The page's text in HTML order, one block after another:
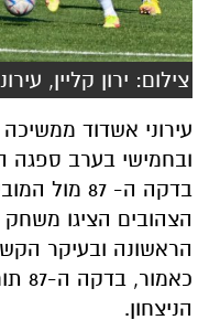
צילום: ירון קליין,
עירוני אשדוד
בדקה ה- 87 מול המובילה מכבי הרצליה.
הצהובים הציגו
הראשונה ובעיקר
הניצחון.